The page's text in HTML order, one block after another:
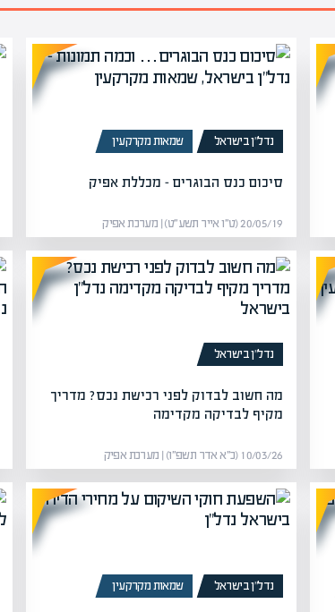
נדל”ן בישראל שמאות מקרקעין
סיכום כנס הבוגרים – מכללת אפיק
20/05/19 (ט״ו אייר תשע״ט) | מערכת אפיק
נדל”ן בישראל
מה חשוב לבדוק לפני רכישת נכס? מדריך
מקיף לבדיקה מקדימה
10/03/26 (כ״א אדר תשפ״ו) | מערכת אפיק
נדל”ן בישראל שמאות מקרקעין